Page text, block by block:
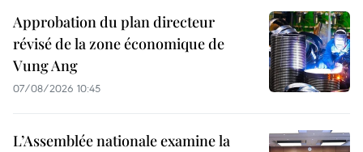
Approbation du plan directeur
révisé de la zone économique de
Vung Ang
07/08/2026 10:45
L’Assemblée nationale examine la